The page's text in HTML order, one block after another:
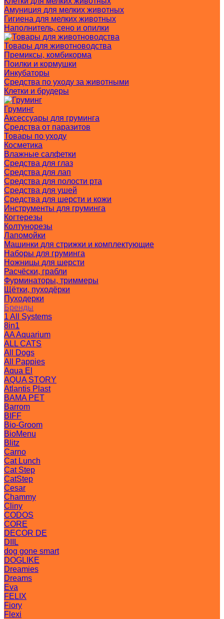
Амуниция для мелких животных
Гигиена для мелких животных
Наполнитель, сено и опилки
Товары для животноводства
Премиксы, комбикорма
Поилки и кормушки
Инкубаторы
Средства по уходу за животными
Клетки и брудеры
Груминг
Аксессуары для груминга
Средства от паразитов
Товары по уходу
Косметика
Влажные салфетки
Средства для глаз
Средства для лап
Средства для полости рта
Средства для ушей
Средства для шерсти и кожи
Инструменты для груминга
Когтерезы
Колтунорезы
Лапомойки
Машинки для стрижки и комплектующие
Наборы для груминга
Ножницы для шерсти
Расчёски, грабли
Фурминаторы, триммеры
Щётки, пуходёрки
Пуходерки
Бренды
1 All Systems
8in1
AA Aquarium
ALL CATS
All Dogs
All Pappies
Aqua El
AQUA STORY
Atlantis Plast
BAMA PET
Barrom
BIFF
Bio-Groom
BioMenu
Blitz
Carno
Cat Lunch
Cat Step
CatStep
Cesar
Chammy
Cliny
CODOS
CORE
DECOR DE
DIIL
dog gone smart
DOGLIKE
Dreamies
Dreams
Eva
FELIX
Fiory
Flexi